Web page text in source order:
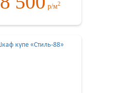
р/м2